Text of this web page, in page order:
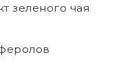
зеленого чая